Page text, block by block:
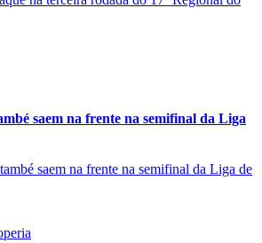
saem na frente na semifinal da Liga